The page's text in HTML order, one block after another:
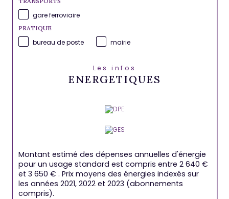
gare ferroviaire
PRATIQUE
bureau de poste mairie
Les infos
ENERGETIQUES
Montant estimé des dépenses annuelles d'énergie
pour un usage standard est compris entre 2 640 €
et 3 650 € . Prix moyens des énergies indexés sur
les années 2021, 2022 et 2023 (abonnements
compris).